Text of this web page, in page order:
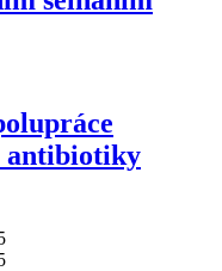
antibiotiky